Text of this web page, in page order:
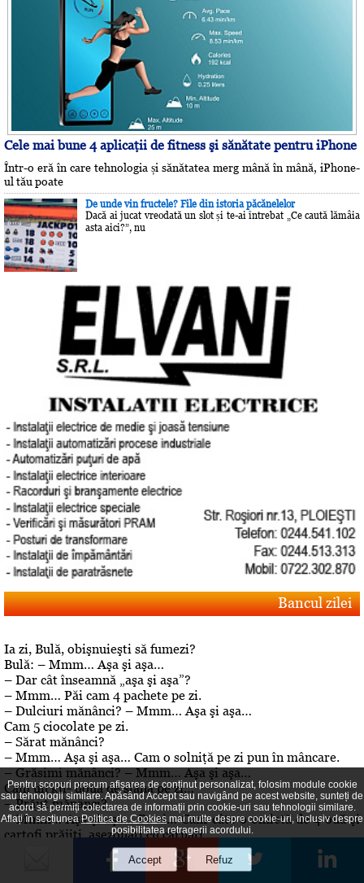
Cele mai bune 4 aplicaţii de fitness şi sănătate pentru iPhone
Într-o eră în care tehnologia și sănătatea merg mână în mână, iPhone-
ul tău poate
De unde vin fructele? File din istoria păcănelelor
Dacă ai jucat vreodată un slot și te-ai întrebat „Ce caută lămâia
asta aici?”, nu
Bancul zilei
Ia zi, Bulă, obişnuieşti să fumezi?
Bulă: – Mmm… Aşa şi aşa…
– Dar cât înseamnă „aşa şi aşa”?
– Mmm… Păi cam 4 pachete pe zi.
– Dulciuri mănânci? – Mmm… Aşa şi aşa…
Cam 5 ciocolate pe zi.
– Sărat mănânci?
– Mmm… Aşa şi aşa… Cam o solniţă pe zi pun în mâncare.
– Grăsimi mănânci? – Mmm… Aşa şi aşa…
Cam un kil- două de slană pe zi…
– Prăjit mănânci?
– Mmm… Aşa şi aşa… Pe zi… Cam câte o omletă de 4 ouă şi
cartofi prăjiţi, asezonaţi cu cârnaţi
.– Aha… Dar de băut, bei? – A, da! De băut, beau!
Pentru scopuri precum afișarea de conținut personalizat, folosim module cookie
sau tehnologii similare. Apăsând Accept sau navigând pe acest website, sunteți de
acord să permiți colectarea de informații prin cookie-uri sau tehnologii similare.
Aflați în secțiuneaPolitica de Cookies mai multe despre cookie-uri, inclusiv despre
posibilitatea retragerii acordului.